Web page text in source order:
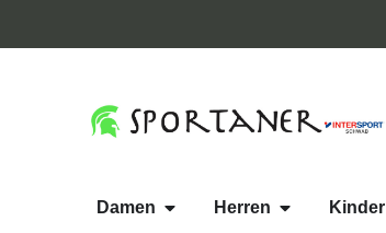
Damen Herren Kinder